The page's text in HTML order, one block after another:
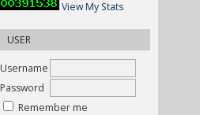
View My Stats
USER
Username
Password
Remember me